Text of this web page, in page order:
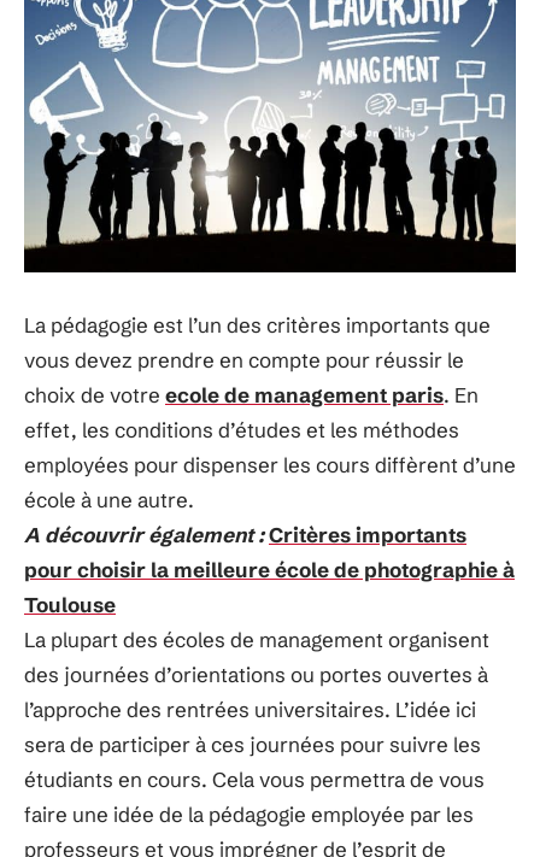
La pédagogie est l’un des critères importants que
vous devez prendre en compte pour réussir le
choix de votre ecole de management paris. En
effet, les conditions d’études et les méthodes
employées pour dispenser les cours diffèrent d’une
école à une autre.
A découvrir également :Critères importants
pour choisir la meilleure école de photographie à
Toulouse
La plupart des écoles de management organisent
des journées d’orientations ou portes ouvertes à
l’approche des rentrées universitaires. L’idée ici
sera de participer à ces journées pour suivre les
étudiants en cours. Cela vous permettra de vous
faire une idée de la pédagogie employée par les
professeurs et vous imprégner de l’esprit de